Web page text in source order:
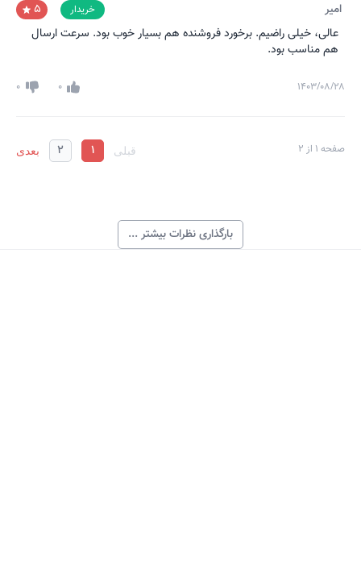
امیر خریدار
5
عالی، خیلی راضیم. برخورد فروشنده هم بسیار خوب بود. سرعت ارسال
هم مناسب بود.
۱۴۰۳/۰۸/۲۸ 0
0
صفحه 1 از 2 قبلی 1
2 بعدی
بارگذاری نظرات بیشتر ...